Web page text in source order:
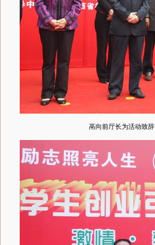
鬲向前厅长为活动致辞